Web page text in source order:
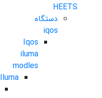
HEETS
دستگاه
iqos
Iqos
iluma
modles
Iluma